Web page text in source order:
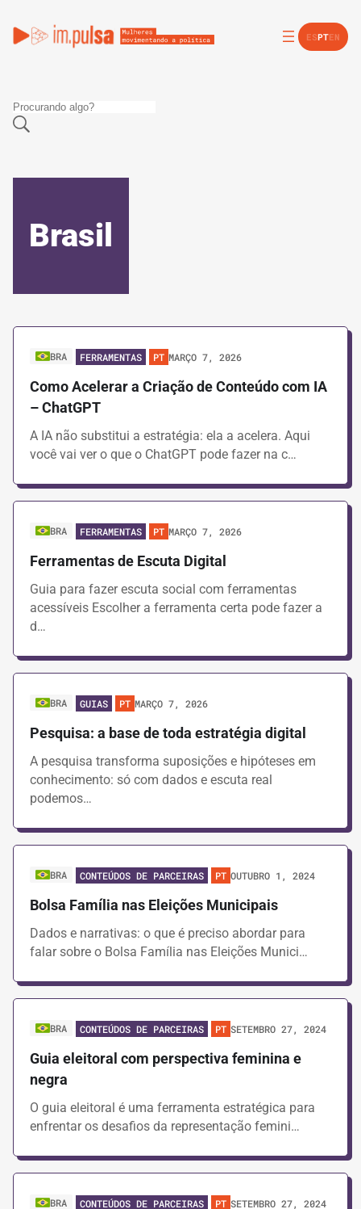
ESPTEN
Brasil
BRA FERRAMENTAS PT MARÇO 7, 2026
Como Acelerar a Criação de Conteúdo com IA
– ChatGPT
A IA não substitui a estratégia: ela a acelera. Aqui
você vai ver o que o ChatGPT pode fazer na c…
BRA FERRAMENTAS PT MARÇO 7, 2026
Ferramentas de Escuta Digital
Guia para fazer escuta social com ferramentas
acessíveis Escolher a ferramenta certa pode fazer a
d…
BRA GUIAS PT MARÇO 7, 2026
Pesquisa: a base de toda estratégia digital
A pesquisa transforma suposições e hipóteses em
conhecimento: só com dados e escuta real
podemos…
BRA CONTEÚDOS DE PARCEIRAS PT OUTUBRO 1, 2024
Bolsa Família nas Eleições Municipais
Dados e narrativas: o que é preciso abordar para
falar sobre o Bolsa Família nas Eleições Munici…
BRA CONTEÚDOS DE PARCEIRAS PT SETEMBRO 27, 2024
Guia eleitoral com perspectiva feminina e
negra
O guia eleitoral é uma ferramenta estratégica para
enfrentar os desafios da representação femini…
BRA CONTEÚDOS DE PARCEIRAS PT SETEMBRO 27, 2024